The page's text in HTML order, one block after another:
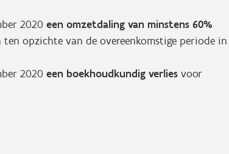
2020 een omzetdaling van minstens 60%
ten opzichte van de overeenkomstige periode in
2020 een boekhoudkundig verlies voor